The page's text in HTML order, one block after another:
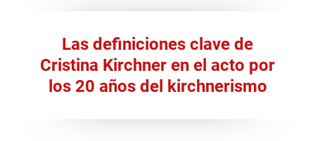
Las definiciones clave de
Cristina Kirchner en el acto por
los 20 años del kirchnerismo